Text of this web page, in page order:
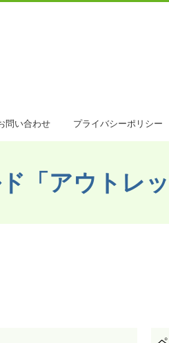
問い合わせ プライバシーポリシー
「アウトレッ